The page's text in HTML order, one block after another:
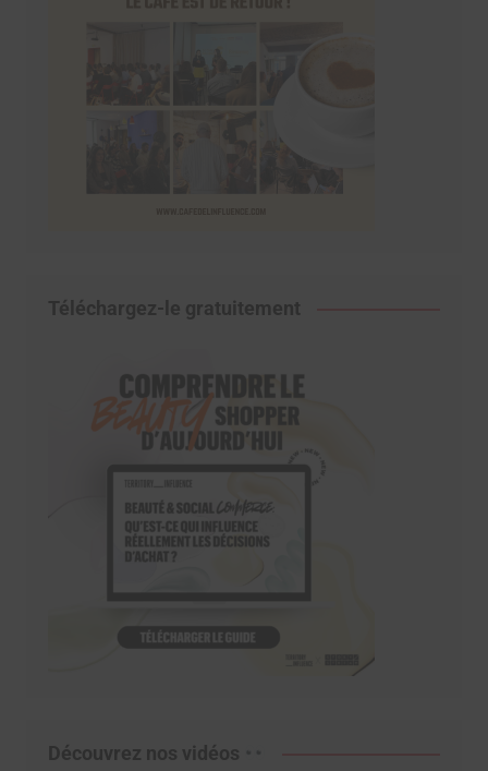
Téléchargez-le gratuitement
Découvrez nos vidéos